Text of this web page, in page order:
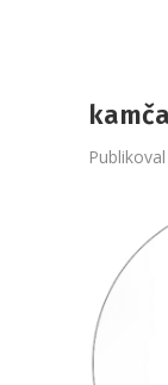
Publikoval